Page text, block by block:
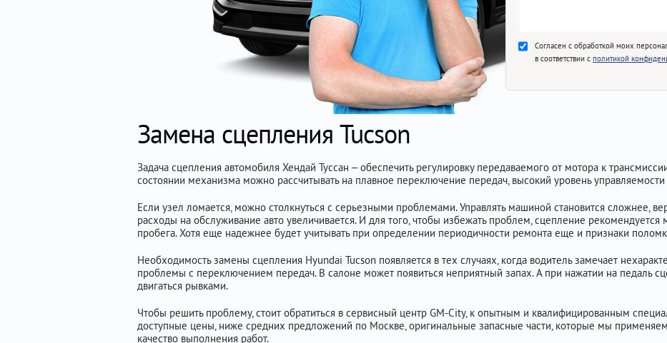
Согласен с обработкой моих
в соответствии с политикой
Замена сцепления Tucson
Задача сцепления автомобиля Хендай Туссан – обеспечить регулировку передаваемого от мотора к
состоянии механизма можно рассчитывать на плавное переключение передач, высокий уровень управляемости
Если узел ломается, можно столкнуться с серьезными проблемами. Управлять машиной становится сложнее,
расходы на обслуживание авто увеличивается. И для того, чтобы избежать проблем, сцепление рекомендуется
пробега. Хотя еще надежнее будет учитывать при определении периодичности ремонта еще и признаки
Необходимость замены сцепления Hyundai Tucson появляется в тех случаях, когда водитель замечает
проблемы с переключением передач. В салоне может появиться неприятный запах. А при нажатии на педаль
двигаться рывками.
Чтобы решить проблему, стоит обратиться в сервисный центр GM-City, к опытным и квалифицированным
доступные цены, ниже средних предложений по Москве, оригинальные запасные части, которые мы
качество выполнения работ.